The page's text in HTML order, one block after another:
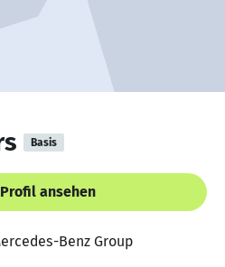
Basis
ansehen
Benz Group